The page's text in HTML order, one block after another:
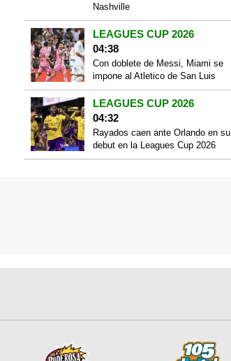
Nashville
LEAGUES CUP 2026
04:38
Con doblete de Messi, Miami se
impone al Atletico de San Luis
LEAGUES CUP 2026
04:32
Rayados caen ante Orlando en su
debut en la Leagues Cup 2026